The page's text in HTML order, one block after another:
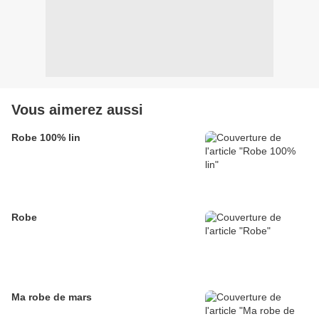
Vous aimerez aussi
Robe 100% lin
Robe
Ma robe de mars